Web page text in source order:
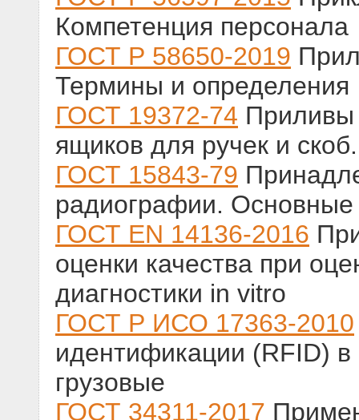
Компетенция персонала
ГОСТ Р 58650-2019
Термины и определения
ГОСТ 19372-74
ящиков для ручек и
ГОСТ 15843-79
радиографии.
ГОСТ EN 14136-2016
оценки качества при
диагностики in vitro
ГОСТ Р ИСО 17363-2010
идентификации (RFID)
грузовые
ГОСТ 34311-2017